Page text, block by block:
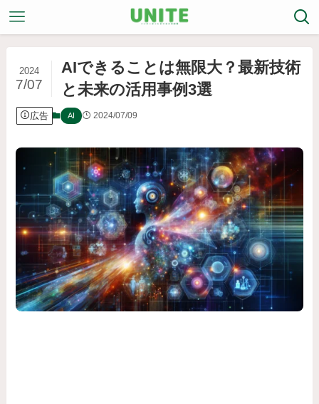
AIできることは無限大？最新技術
と未来の活用事例3選
2024
7/07
広告 AI 2024/07/09